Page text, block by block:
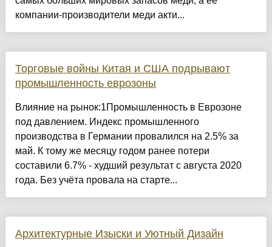
компании-производители меди акти...
Торговые войны Китая и США подрывают
промышленность еврозоны
Влияние на рынок:1Промышленность в Еврозоне
под давлением. Индекс промышленного
производства в Германии провалился на 2.5% за
май. К тому же месяцу годом ранее потери
составили 6.7% - худший результат с августа 2020
года. Без учёта провала на старте...
Архитектурные Изыски и Уютный Дизайн